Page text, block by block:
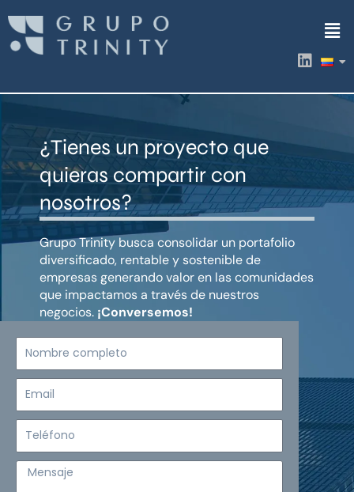
contenido
L
i
k
i
¿Tienes un proyecto que
quieras compartir con
nosotros?
Grupo Trinity busca consolidar un portafolio
diversificado, rentable y sostenible de
empresas generando valor en las comunidades
que impactamos a través de nuestros
negocios. ¡Conversemos!
Mensaje